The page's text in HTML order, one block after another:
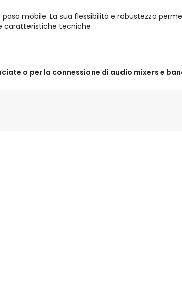
mobile. La sua flessibilità e robustezza
caratteristiche tecniche.
o per la connessione di audio mixers e